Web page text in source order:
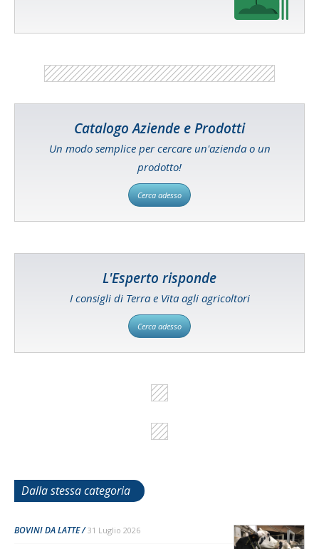
Catalogo Aziende e Prodotti
Un modo semplice per cercare un'azienda o un
prodotto!
Cerca adesso
L'Esperto risponde
I consigli di Terra e Vita agli agricoltori
Cerca adesso
Dalla stessa categoria
BOVINI DA LATTE 31 Luglio 2026